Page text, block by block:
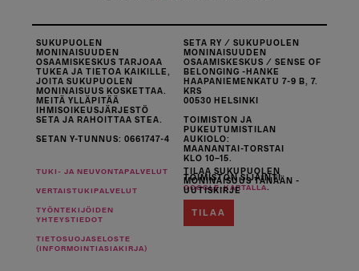
SUKUPUOLEN
MONINAISUUDEN
OSAAMISKESKUS TARJOAA
TUKEA JA TIETOA KAIKILLE,
JOITA SUKUPUOLEN
MONINAISUUS KOSKETTAA.
MEITÄ YLLÄPITÄÄ
IHMISOIKEUSJÄRJESTÖ
SETA JA RAHOITTAA STEA.
SETAN Y-TUNNUS: 0661747-4
SETA RY / SUKUPUOLEN
MONINAISUUDEN
OSAAMISKESKUS / SENSE OF
BELONGING -HANKE
HAAPANIEMENKATU 7-9 B, 7.
KRS
00530 HELSINKI
TOIMISTON JA
PUKEUTUMISTILAN
AUKIOLO:
MAANANTAI-TORSTAI
KLO 10–15.
TOIMISTON SIJAINTI
GOOGLE-KARTALLA
TUKI- JA NEUVONTAPALVELUT
VERTAISTUKIPALVELUT
TYÖNTEKIJÖIDEN
YHTEYSTIEDOT
TIETOSUOJASELOSTE
(INFORMOINTIASIAKIRJA)
TILAA SUKUPUOLEN
MONINAISUUS TÄNÄÄN -
UUTISKIRJE
TILAA